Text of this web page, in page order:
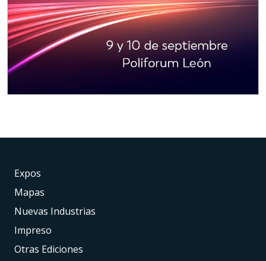
Expos
Mapas
Nuevas Industrias
Impreso
Otras Ediciones